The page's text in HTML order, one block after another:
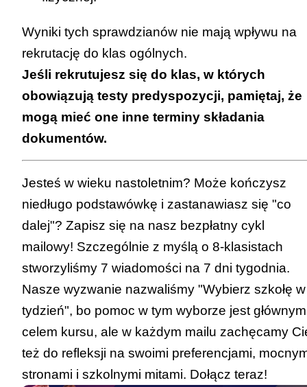
7 punktów;
e. tytuł laureata konkursu tematycznego lub
interdyscyplinarnego – 5 punktów,
f. tytuł finalisty konkursu tematycznego lub
interdyscyplinarnego – 3 punkty.
a. dwa lub więcej tytułów finalisty konkursu
przedmiotowego – 10 punktów;
b. dwa lub więcej tytułów laureata konkursu
interdyscyplinarnego – 7 punktów;
c. tytuł finalisty konkursu przedmiotowego –
7 punktów;
d. tytuł laureata konkursu
Wyniki tych sprawdzianów nie mają wpływu na
rekrutację do klas ogólnych.
Jeśli rekrutujesz się do klas, w których
obowiązują testy predyspozycji, pamiętaj, że
mogą mieć one inne terminy składania
dokumentów.
Jesteś w wieku nastoletnim? Może kończysz
niedługo podstawówkę i zastanawiasz się "co
dalej"? Zapisz się na nasz bezpłatny cykl
mailowy! Szczególnie z myślą o 8-klasistach
stworzyliśmy 7 wiadomości na 7 dni tygodnia.
Nasze wyzwanie nazwaliśmy "Wybierz szkołę w
tydzień", bo pomoc w tym wyborze jest głównym
celem kursu, ale w każdym mailu zachęcamy
też do refleksji na swoimi preferencjami,
stronami i szkolnymi mitami. Dołącz teraz!